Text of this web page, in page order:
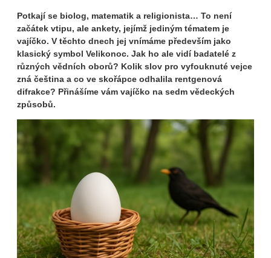
Potkají se biolog, matematik a religionista… To není
začátek vtipu, ale ankety, jejímž jediným tématem je
vajíčko. V těchto dnech jej vnímáme především jako
klasický symbol Velikonoc. Jak ho ale vidí badatelé z
různých vědních oborů? Kolik slov pro vyfouknuté vejce
zná čeština a co ve skořápce odhalila rentgenová
difrakce? Přinášíme vám vajíčko na sedm vědeckých
způsobů.